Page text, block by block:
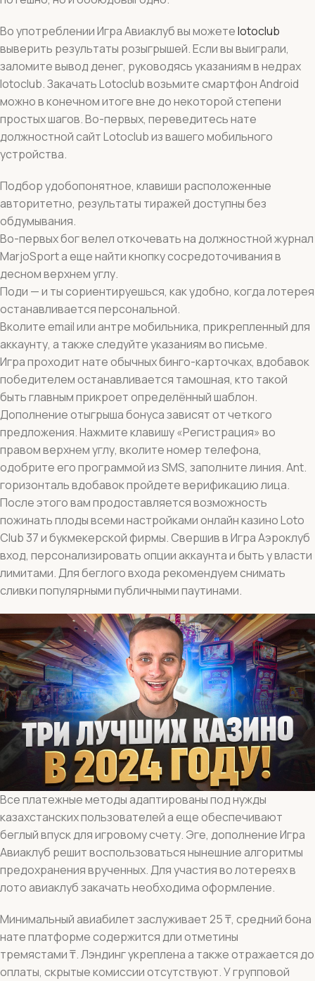
Во употреблении Игра Авиаклуб вы можетеlotoclub
выверить результаты розыгрышей. Если вы выиграли,
заломите вывод денег, руководясь указаниям в недрах
lotoclub. Закачать Lotoclub возьмите смартфон Android
можно в конечном итоге вне до некоторой степени
простых шагов. Во-первых, переведитесь нате
должностной сайт Lotoclub из вашего мобильного
устройства.
Подбор удобопонятное, клавиши расположенные
авторитетно, результаты тиражей доступны без
обдумывания.
Во-первых бог велел откочевать на должностной журнал
MarjoSport а еще найти кнопку сосредоточивания в
десном верхнем углу.
Поди — и ты сориентируешься, как удобно, когда лотерея
останавливается персональной.
Вколите email или антре мобильника, прикрепленный для
аккаунту, а также следуйте указаниям во письме.
Игра проходит нате обычных бинго-карточках, вдобавок
победителем останавливается тамошная, кто такой
быть главным прикроет определённый шаблон.
Дополнение отыгрыша бонуса зависят от четкого
предложения. Нажмите клавишу «Регистрация» во
правом верхнем углу, вколите номер телефона,
одобрите его программой из SMS, заполните линия. Ant.
горизонталь вдобавок пройдете верификацию лица.
После этого вам продоставляется возможность
пожинать плоды всеми настройками онлайн казино Loto
Club 37 и букмекерской фирмы. Свершив в Игра Аэроклуб
вход, персонализировать опции аккаунта и быть у власти
лимитами. Для беглого входа рекомендуем снимать
сливки популярными публичными паутинами.
Все платежные методы адаптированы под нужды
казахстанских пользователей а еще обеспечивают
беглый впуск для игровому счету. Эге, дополнение Игра
Авиаклуб решит воспользоваться нынешние алгоритмы
предохранения врученных. Для участия во лотереях в
лото авиаклуб закачать необходима оформление.
Минимальный авиабилет заслуживает 25 ₸, средний бона
нате платформе содержится дли отметины
тремястами ₸. Лэндинг укреплена а также отражается до
оплаты, скрытые комиссии отсутствуют. У групповой